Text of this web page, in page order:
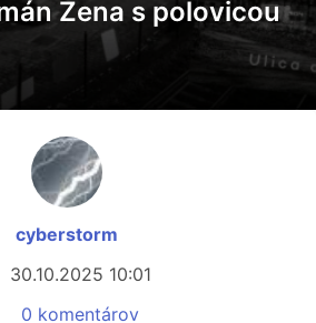
Žena s polovicou
cyberstorm
30.10.2025 10:01
0 komentárov